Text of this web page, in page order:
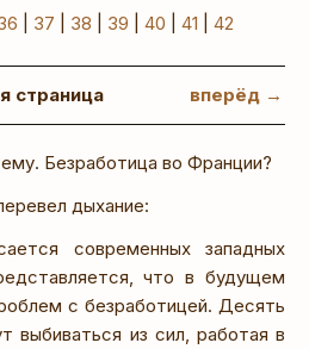
37 38 39 40 41 42
страница вперёд →
Безработица во Франции?
дыхание:
современных западных
что в будущем
с безработицей. Десять
выбиваться из сил, работая в